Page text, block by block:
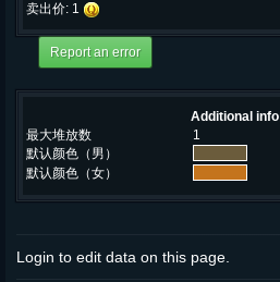
卖出价: 1
Additional info
最大堆放数
1
默认颜色（男）
默认颜色（女）
Login to edit data on this page.